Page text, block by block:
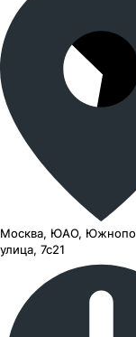
Москва, ЮАО,
улица, 7с21